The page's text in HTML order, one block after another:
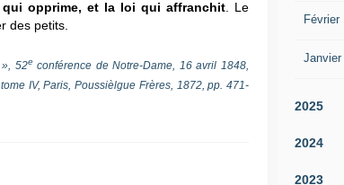
qui opprime, et la loi qui affranchit . Le
des petits.
», 52econférence de Notre-Dame, 16 avril 1848,
IV, Paris, Poussièlgue Frères, 1872, pp. 471-
Février
Janvier
2025
2024
2023